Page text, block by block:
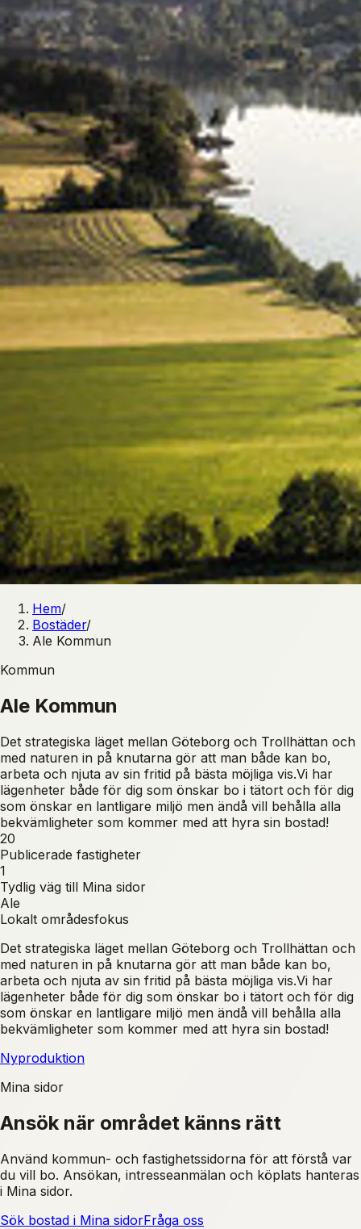
Hem/
Bostäder/
Ale Kommun
Kommun
Ale Kommun
Det strategiska läget mellan Göteborg och Trollhättan och
med naturen in på knutarna gör att man både kan bo,
arbeta och njuta av sin fritid på bästa möjliga vis.Vi har
lägenheter både för dig som önskar bo i tätort och för dig
som önskar en lantligare miljö men ändå vill behålla alla
bekvämligheter som kommer med att hyra sin bostad!
20
Publicerade fastigheter
1
Tydlig väg till Mina sidor
Ale
Lokalt områdesfokus
Det strategiska läget mellan Göteborg och Trollhättan och
med naturen in på knutarna gör att man både kan bo,
arbeta och njuta av sin fritid på bästa möjliga vis.Vi har
lägenheter både för dig som önskar bo i tätort och för dig
som önskar en lantligare miljö men ändå vill behålla alla
bekvämligheter som kommer med att hyra sin bostad!
Nyproduktion
Mina sidor
Ansök när området känns rätt
Använd kommun- och fastighetssidorna för att förstå var
du vill bo. Ansökan, intresseanmälan och köplats hanteras
i Mina sidor.
Sök bostad i Mina sidorFråga oss